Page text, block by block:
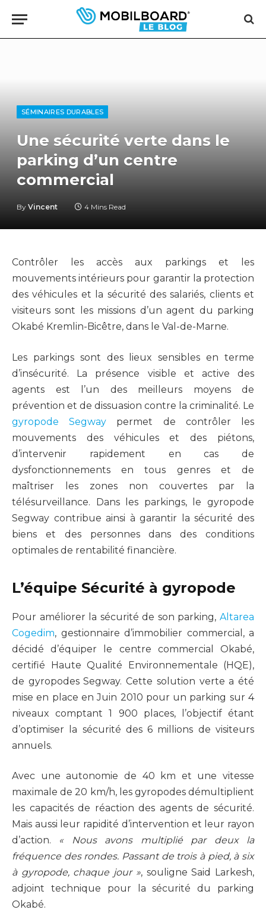
SÉMINAIRES DURABLES
Une sécurité verte dans le
parking d’un centre
commercial
By Vincent 4 Mins Read
Contrôler les accès aux parkings et les
mouvements intérieurs pour garantir la protection
des véhicules et la sécurité des salariés, clients et
visiteurs sont les missions d’un agent du parking
Okabé Kremlin-Bicêtre, dans le Val-de-Marne.
Les parkings sont des lieux sensibles en terme
d’insécurité. La présence visible et active des
agents est l’un des meilleurs moyens de
prévention et de dissuasion contre la criminalité. Le
gyropode Segway permet de contrôler les
mouvements des véhicules et des piétons,
d’intervenir rapidement en cas de
dysfonctionnements en tous genres et de
maîtriser les zones non couvertes par la
télésurveillance. Dans les parkings, le gyropode
Segway contribue ainsi à garantir la sécurité des
biens et des personnes dans des conditions
optimales de rentabilité financière.
L’équipe Sécurité à gyropode
Pour améliorer la sécurité de son parking, Altarea
Cogedim, gestionnaire d’immobilier commercial, a
décidé d’équiper le centre commercial Okabé,
certifié Haute Qualité Environnementale (HQE),
de gyropodes Segway. Cette solution verte a été
mise en place en Juin 2010 pour un parking sur 4
niveaux comptant 1 900 places, l’objectif étant
d’optimiser la sécurité des 6 millions de visiteurs
annuels.
Avec une autonomie de 40 km et une vitesse
maximale de 20 km/h, les gyropodes démultiplient
les capacités de réaction des agents de sécurité.
Mais aussi leur rapidité d’intervention et leur rayon
d’action. « Nous avons multiplié par deux la
fréquence des rondes. Passant de trois à pied, à six
à gyropode, chaque jour », souligne Said Larkesh,
adjoint technique pour la sécurité du parking
Okabé.